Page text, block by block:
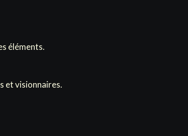
éléments.
et visionnaires.